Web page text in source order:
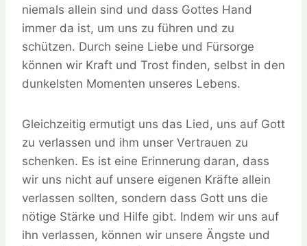
niemals allein sind und dass Gottes Hand
immer da ist, um uns zu führen und zu
schützen. Durch seine Liebe und Fürsorge
können wir Kraft und Trost finden, selbst in den
dunkelsten Momenten unseres Lebens.
Gleichzeitig ermutigt uns das Lied, uns auf Gott
zu verlassen und ihm unser Vertrauen zu
schenken. Es ist eine Erinnerung daran, dass
wir uns nicht auf unsere eigenen Kräfte allein
verlassen sollten, sondern dass Gott uns die
nötige Stärke und Hilfe gibt. Indem wir uns auf
ihn verlassen, können wir unsere Ängste und